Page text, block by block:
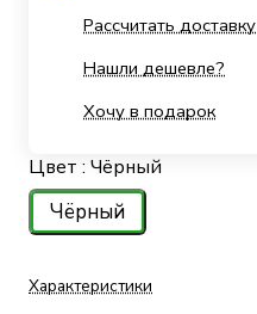
Цвет : Чёрный
Чёрный
Характеристики
Рассчитать доставку
Нашли дешевле?
Хочу в подарок